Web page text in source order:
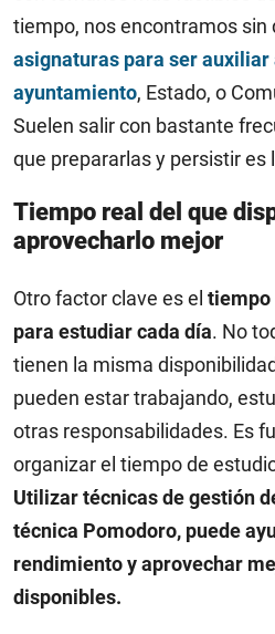
tiempo, nos encontramos sin
asignaturas para ser
ayuntamiento, Estado, o
Suelen salir con bastante
que prepararlas y persistir es
Tiempo real del que
aprovecharlo mejor
Otro factor clave es el tiempo
para estudiar cada día. No
tienen la misma
pueden estar trabajando,
otras responsabilidades. Es
organizar el tiempo de
Utilizar técnicas de gestión
técnica Pomodoro, puede
rendimiento y aprovechar
disponibles.